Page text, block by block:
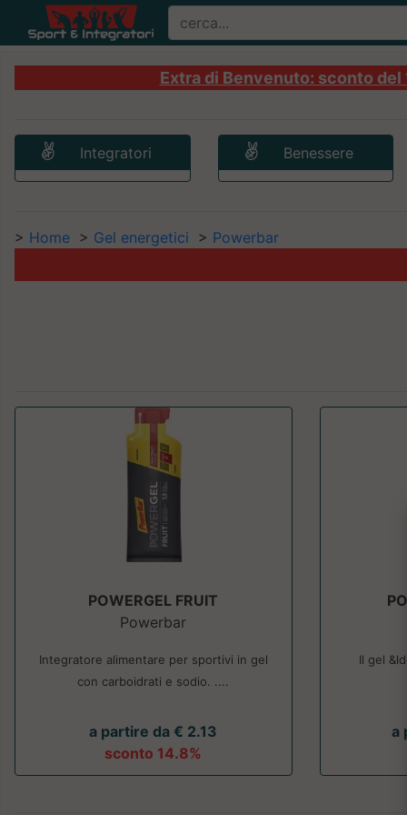
Extra di Benvenuto: sconto
Integratori Benessere
> Home > Gel energetici > Powerbar
POWERGEL FRUIT
Powerbar
Integratore alimentare per sportivi in gel
con carboidrati e sodio. ....
a partire da € 2.13
sconto 14.8%
Il gel
a